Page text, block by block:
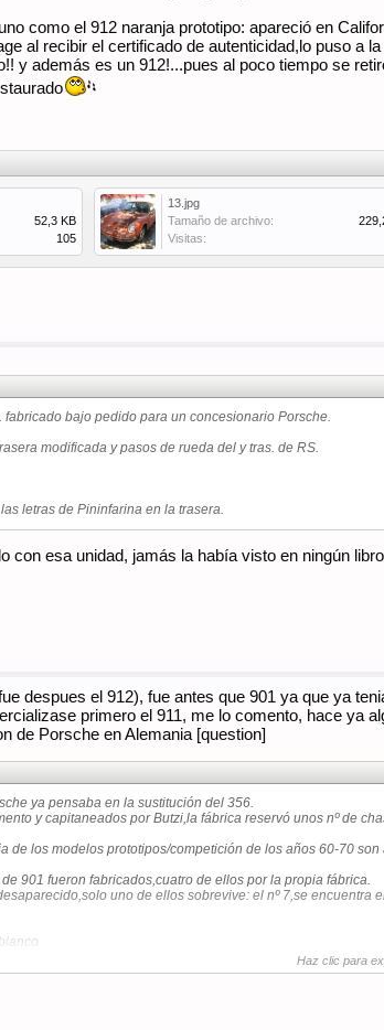
como el 912 naranja prototipo: apareció en
al recibir el certificado de autenticidad,lo puso
y además es un 912!...pues al poco tiempo se
52,3 KB
105
13.jpg
Tamaño de archivo:
Visitas:
fabricado bajo pedido para un concesionario Porsche.
modificada y pasos de rueda del y tras. de RS.
letras de Pininfarina en la trasera.
con esa unidad, jamás la había visto en ningún
despues el 912), fue antes que 901 ya que ya
primero el 911, me lo comento, hace ya
de Porsche en Alemania [question]
ya pensaba en la sustitución del 356.
y capitaneados por Butzi,la fábrica reservó unos nº de
de los modelos prototipos/competición de los años 60-70
901 fueron fabricados,cuatro de ellos por la propia fábrica.
uno de ellos sobrevive: el nº 7,se encuentra
de 1962,destruido en 1965.
Haz clic para